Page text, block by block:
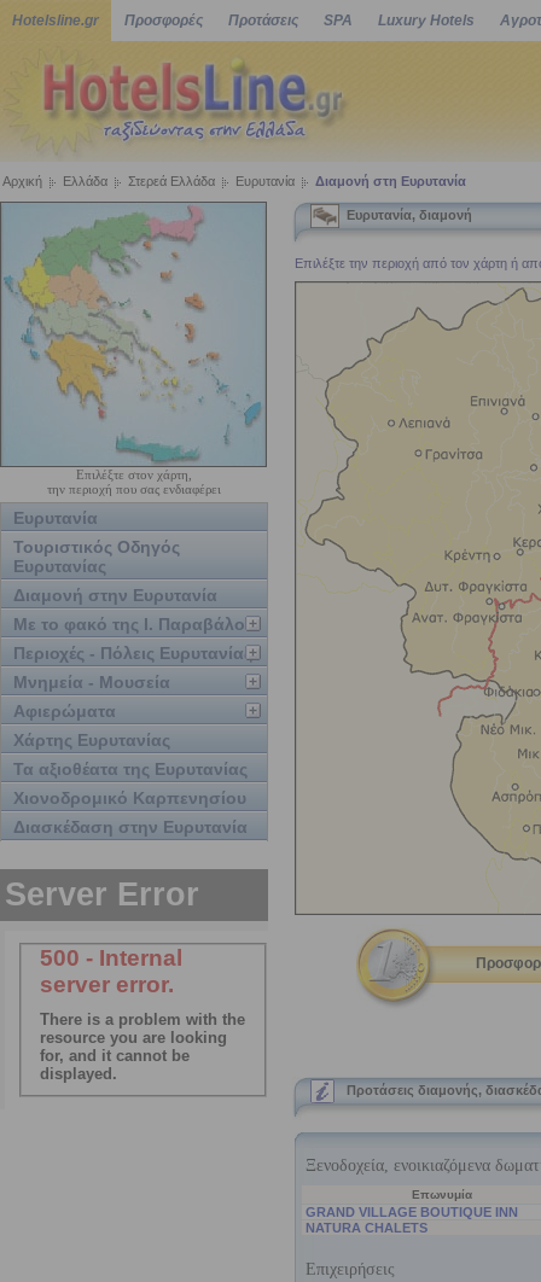
Hotelsline.gr Προσφορές Προτάσεις SPA Luxury Hotels
Αρχική Ελλάδα Στερεά Ελλάδα Ευρυτανία Διαμονή στη Ευρυτανία
Επιλέξτε στον χάρτη,
την περιοχή που σας ενδιαφέρει
Ευρυτανία
Τουριστικός Οδηγός
Ευρυτανίας
Διαμονή στην Ευρυτανία
Με το φακό της Ι. Παραβάλου
Περιοχές - Πόλεις Ευρυτανίας
Μνημεία - Μουσεία
Αφιερώματα
Χάρτης Ευρυτανίας
Τα αξιοθέατα της Ευρυτανίας
Χιονοδρομικό Καρπενησίου
Διασκέδαση στην Ευρυτανία
Ευρυτανία, διαμονή
Επιλέξτε την περιοχή από τον χάρτη ή
Προτάσεις διαμονής,